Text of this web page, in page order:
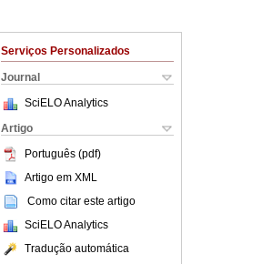
Serviços Personalizados
Journal
SciELO Analytics
Artigo
Português (pdf)
Artigo em XML
Como citar este artigo
SciELO Analytics
Tradução automática